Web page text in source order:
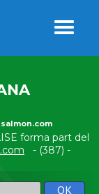
forma part del
- (387) -